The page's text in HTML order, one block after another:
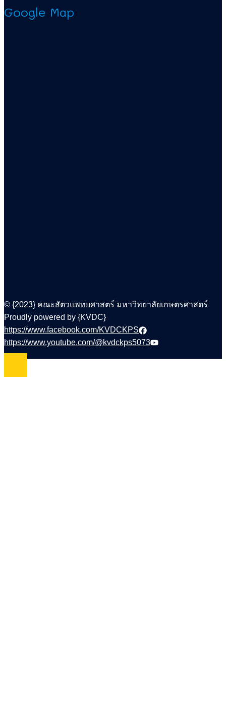
Google Map
© {2023} คณะสัตวแพทยศาสตร์ มหาวิทยาลัยเกษตรศาสตร์
Proudly powered by {KVDC}
https://www.facebook.com/KVDCKPS
https://www.youtube.com/@kvdckps5073